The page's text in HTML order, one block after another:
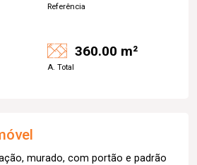
Referência
360.00 m²
A. Total
murado, com portão e padrão